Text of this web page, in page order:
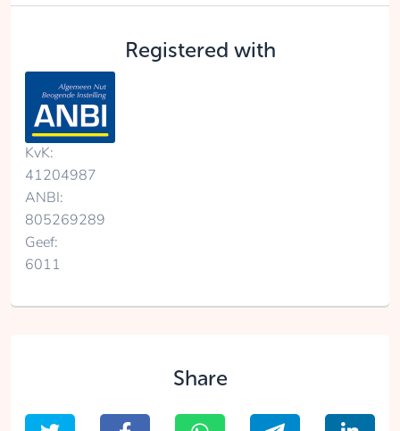
Registered with
KvK:
41204987
ANBI:
805269289
Geef:
6011
Share